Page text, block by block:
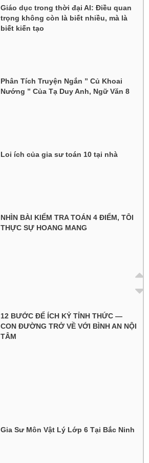
Giáo dục trong thời đại AI: Điều quan
trọng không còn là biết nhiều, mà là
biết kiến tạo
Phân Tích Truyện Ngắn ” Củ Khoai
Nướng ” Của Tạ Duy Anh, Ngữ Văn 8
Loi ích của gia sư toán 10 tại nhà
NHÌN BÀI KIỂM TRA TOÁN 4 ĐIỂM, TÔI
THỰC SỰ HOANG MANG
12 BƯỚC ĐỂ ÍCH KỶ TỈNH THỨC —
CON ĐƯỜNG TRỞ VỀ VỚI BÌNH AN NỘI
TÂM
Gia Sư Môn Vật Lý Lớp 6 Tại Bắc Ninh